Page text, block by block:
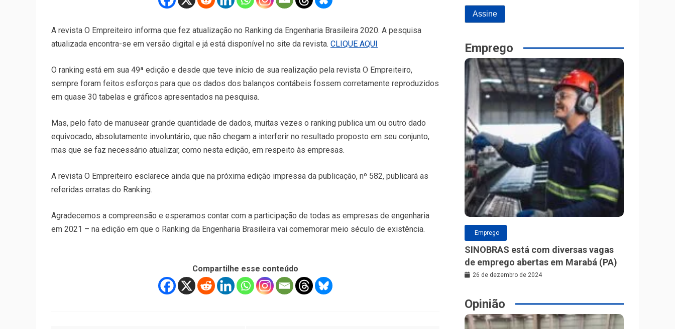
A revista O Empreiteiro informa que fez atualização no Ranking da Engenharia Brasileira 2020. A pesquisa
atualizada encontra-se em versão digital e já está disponível no site da revista. CLIQUE AQUI
O ranking está em sua 49ª edição e desde que teve início de sua realização pela revista O Empreiteiro,
sempre foram feitos esforços para que os dados dos balanços contábeis fossem corretamente reproduzidos
em quase 30 tabelas e gráficos apresentados na pesquisa.
Mas, pelo fato de manusear grande quantidade de dados, muitas vezes o ranking publica um ou outro dado
equivocado, absolutamente involuntário, que não chegam a interferir no resultado proposto em seu conjunto,
mas que se faz necessário atualizar, como nesta edição, em respeito às empresas.
A revista O Empreiteiro esclarece ainda que na próxima edição impressa da publicação, nº 582, publicará as
referidas erratas do Ranking.
Agradecemos a compreensão e esperamos contar com a participação de todas as empresas de engenharia
em 2021 – na edição em que o Ranking da Engenharia Brasileira vai comemorar meio século de existência.
Compartilhe esse conteúdo
Emprego
Emprego
SINOBRAS está com diversas vagas
de emprego abertas em Marabá (PA)
26 de dezembro de 2024
Opinião